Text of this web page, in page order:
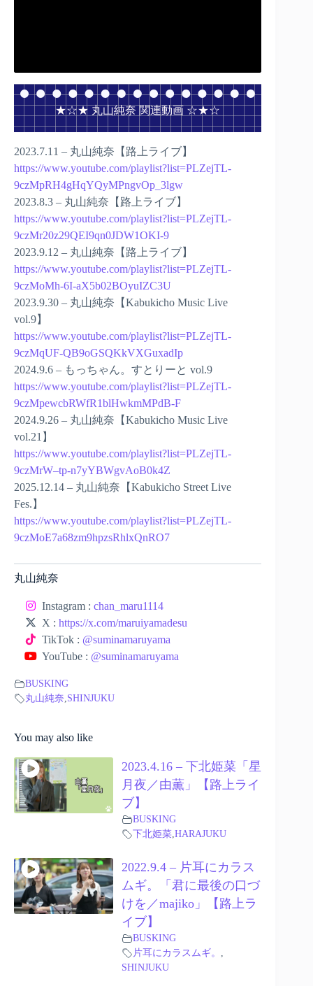
★☆★ 丸山純奈 関連動画 ☆★☆
2023.7.11 – 丸山純奈【路上ライブ】
https://www.youtube.com/playlist?list=PLZejTL-
9czMpRH4gHqYQyMPngvOp_3lgw
2023.8.3 – 丸山純奈【路上ライブ】
https://www.youtube.com/playlist?list=PLZejTL-
9czMr20z29QEI9qn0JDW1OKI-9
2023.9.12 – 丸山純奈【路上ライブ】
https://www.youtube.com/playlist?list=PLZejTL-
9czMoMh-6I-aX5b02BOyuIZC3U
2023.9.30 – 丸山純奈【Kabukicho Music Live
vol.9】
https://www.youtube.com/playlist?list=PLZejTL-
9czMqUF-QB9oGSQKkVXGuxadIp
2024.9.6 – もっちゃん。すとりーと vol.9
https://www.youtube.com/playlist?list=PLZejTL-
9czMpewcbRWfR1blHwkmMPdB-F
2024.9.26 – 丸山純奈【Kabukicho Music Live
vol.21】
https://www.youtube.com/playlist?list=PLZejTL-
9czMrW–tp-n7yYBWgvAoB0k4Z
2025.12.14 – 丸山純奈【Kabukicho Street Live
Fes.】
https://www.youtube.com/playlist?list=PLZejTL-
9czMoE7a68zm9hpzsRhlxQnRO7
丸山純奈
Instagram : chan_maru1114
X : https://x.com/maruiyamadesu
TikTok : @suminamaruyama
YouTube : @suminamaruyama
BUSKING
丸山純奈 SHINJUKU
You may also like
2023.4.16 – 下北姫菜「星
月夜／由薫」【路上ライ
ブ】
BUSKING
下北姫菜, HARAJUKU
2022.9.4 – 片耳にカラス
ムギ。「君に最後の口づ
けを／majiko」【路上ラ
イブ】
BUSKING
片耳にカラスムギ。
SHINJUKU